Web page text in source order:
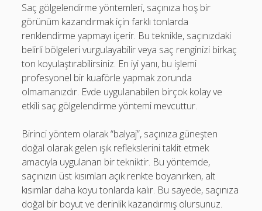
Saç gölgelendirme yöntemleri, saçınıza hoş bir
görünüm kazandırmak için farklı tonlarda
renklendirme yapmayı içerir. Bu teknikle, saçınızdaki
belirli bölgeleri vurgulayabilir veya saç renginizi birkaç
ton koyulaştırabilirsiniz. En iyi yanı, bu işlemi
profesyonel bir kuaförle yapmak zorunda
olmamanızdır. Evde uygulanabilen birçok kolay ve
etkili saç gölgelendirme yöntemi mevcuttur.
Birinci yöntem olarak “balyaj”, saçınıza güneşten
doğal olarak gelen ışık reflekslerini taklit etmek
amacıyla uygulanan bir tekniktir. Bu yöntemde,
saçınızın üst kısımları açık renkte boyanırken, alt
kısımlar daha koyu tonlarda kalır. Bu sayede, saçınıza
doğal bir boyut ve derinlik kazandırmış olursunuz.